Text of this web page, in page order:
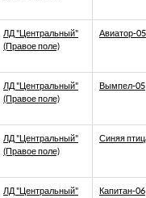
ЛД "Центральный"
(Правое поле)
Авиатор-
ЛД "Центральный"
(Правое поле)
Вымпел-05
ЛД "Центральный"
(Правое поле)
Синяя
ЛД "Центральный"
Капитан-06